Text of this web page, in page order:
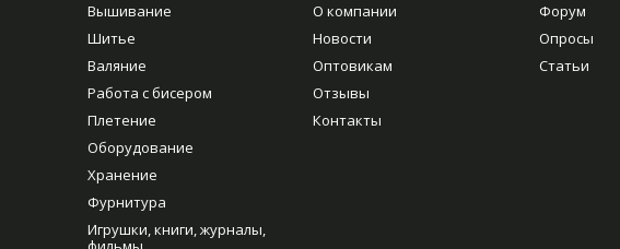
Вышивание
Шитье
Валяние
Работа с бисером
Плетение
Оборудование
Хранение
Фурнитура
Игрушки, книги, журналы,
О компании
Новости
Оптовикам
Отзывы
Контакты
Форум
Опросы
Статьи